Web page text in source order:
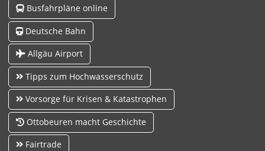
Busfahrpläne online
Deutsche Bahn
Allgäu Airport
Tipps zum Hochwasserschutz
Vorsorge für Krisen & Katastrophen
Ottobeuren macht Geschichte
Fairtrade